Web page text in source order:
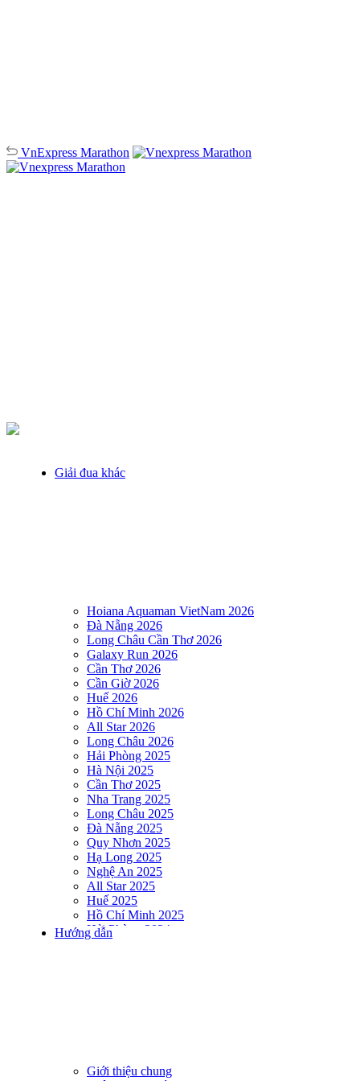
VnExpress Marathon
Giải đua khác
Hoiana Aquaman VietNam 2026
Đà Nẵng 2026
Long Châu Cần Thơ 2026
Galaxy Run 2026
Cần Thơ 2026
Cần Giờ 2026
Huế 2026
Hồ Chí Minh 2026
All Star 2026
Long Châu 2026
Hải Phòng 2025
Hà Nội 2025
Cần Thơ 2025
Nha Trang 2025
Long Châu 2025
Đà Nẵng 2025
Quy Nhơn 2025
Hạ Long 2025
Nghệ An 2025
All Star 2025
Huế 2025
Hồ Chí Minh 2025
Hải Phòng 2024
DNSE AQUAMAN VIETNAM 2024
DNSE AQUAMAN VIETNAM 2023
Hướng dẫn
Giới thiệu chung